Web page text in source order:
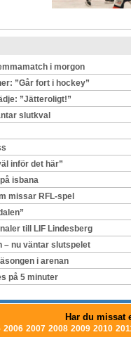
i morgon
”Går fort i hockey”
”Jätteroligt!”
slutkval
inför det här”
isbana
missar RFL-spel
till LIF Lindesberg
– nu väntar slutspelet
i arenan
på 5 minuter
Har du missat
2006 2007 2008 2009 2010